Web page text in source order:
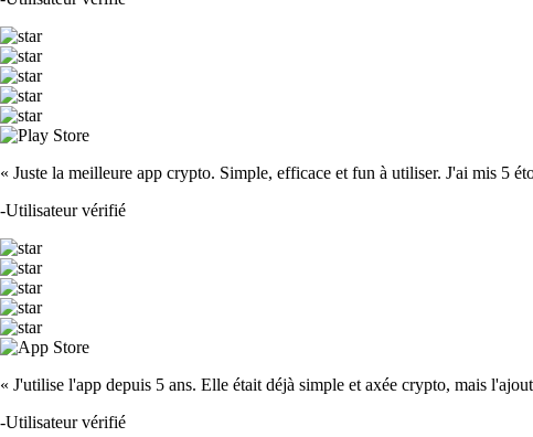
« Juste la meilleure app crypto. Simple, efficace et fun à utiliser. J'ai mis 5
-Utilisateur vérifié
« J'utilise l'app depuis 5 ans. Elle était déjà simple et axée crypto, mais
-Utilisateur vérifié